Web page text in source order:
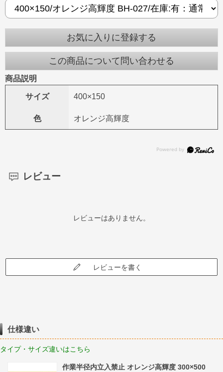
お気に入りに登録する
この商品について問い合わせる
商品説明
サイズ 400×150
色 オレンジ高輝度
レビュー
レビューはありません。
レビューを書く
仕様違い
タイプ・サイズ違いはこちら
作業半径内立入禁止 オレンジ高輝度 300×500